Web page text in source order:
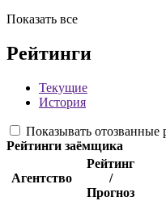
Показать все
Рейтинги
Текущие
История
Показывать отозванные
Рейтинги заёмщика
Агентство
Рейтинг
/
Прогноз